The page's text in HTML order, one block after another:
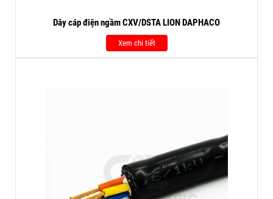
Dây cáp điện ngầm CXV/DSTA LION DAPHACO
Xem chi tiết